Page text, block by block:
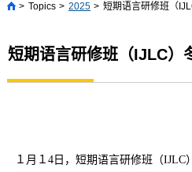
Home
Topics 2025 短期语言研修班（
短期语言研修班（IJLC）
１月１ 4 日，短期语言研修班（IJLC）